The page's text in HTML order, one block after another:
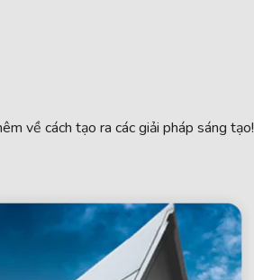
về cách tạo ra các giải pháp sáng tạo!